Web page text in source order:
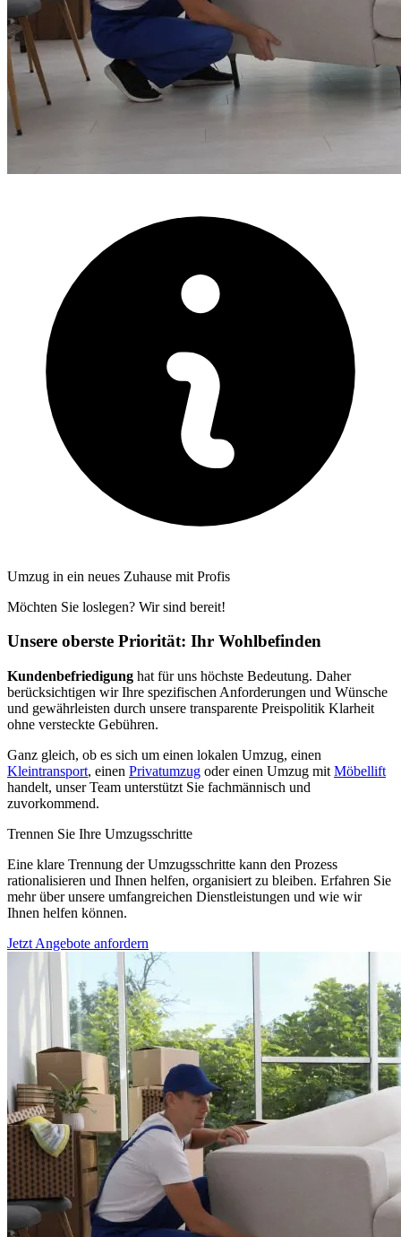
Umzug in ein neues Zuhause mit Profis
Möchten Sie loslegen? Wir sind bereit!
Unsere oberste Priorität: Ihr Wohlbefinden
Kundenbefriedigung hat für uns höchste Bedeutung. Daher
berücksichtigen wir Ihre spezifischen Anforderungen und Wünsche
und gewährleisten durch unsere transparente Preispolitik Klarheit
ohne versteckte Gebühren.
Ganz gleich, ob es sich um einen lokalen Umzug, einen
Kleintransport, einen Privatumzug oder einen Umzug mit Möbellift
handelt, unser Team unterstützt Sie fachmännisch und
zuvorkommend.
Trennen Sie Ihre Umzugsschritte
Eine klare Trennung der Umzugsschritte kann den Prozess
rationalisieren und Ihnen helfen, organisiert zu bleiben. Erfahren Sie
mehr über unsere umfangreichen Dienstleistungen und wie wir
Ihnen helfen können.
Jetzt Angebote anfordern